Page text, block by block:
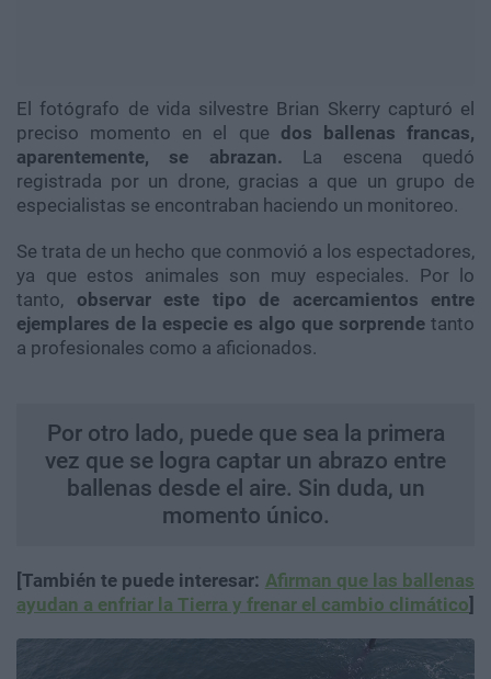
El fotógrafo de vida silvestre Brian Skerry capturó el
preciso momento en el que dos ballenas francas,
aparentemente, se abrazan. La escena quedó
registrada por un drone, gracias a que un grupo de
especialistas se encontraban haciendo un monitoreo.
Se trata de un hecho que conmovió a los espectadores,
ya que estos animales son muy especiales. Por lo
tanto, observar este tipo de acercamientos entre
ejemplares de la especie es algo que sorprende tanto
a profesionales como a aficionados.
Por otro lado, puede que sea la primera
vez que se logra captar un abrazo entre
ballenas desde el aire. Sin duda, un
momento único.
[También te puede interesar: Afirman que las ballenas
ayudan a enfriar la Tierra y frenar el cambio climático]